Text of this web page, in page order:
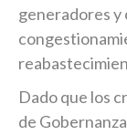
generadores y
Dado que los
de